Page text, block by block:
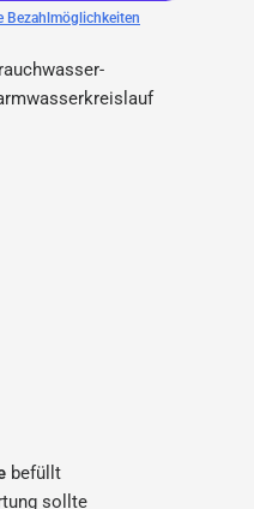
Bezahlmöglichkeiten
befüllt
sollte